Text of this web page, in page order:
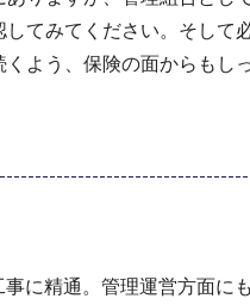
てみてください。そし
よう、保険の面からもし
に精通。管理運営方面に